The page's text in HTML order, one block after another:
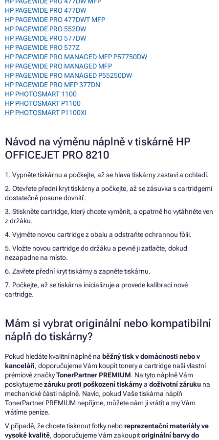
HP PAGEWIDE PRO 477DW
HP PAGEWIDE PRO 477DWT MFP
HP PAGEWIDE PRO 552DW
HP PAGEWIDE PRO 577DW
HP PAGEWIDE PRO 577Z
HP PAGEWIDE PRO MANAGED MFP P57750DW
HP PAGEWIDE PRO MANAGED MFP
HP PAGEWIDE PRO MANAGED P55250DW
HP PAGEWIDE PRO MFP 377DN
HP PHOTOSMART 1100
HP PHOTOSMART P1100
HP PHOTOSMART P1100XI
Návod na výměnu náplně v tiskárně HP
OFFICEJET PRO 8210
1. Vypněte tiskárnu a počkejte, až se hlava tiskárny zastaví a ochladí.
2. Otevřete přední kryt tiskárny a počkejte, až se zásuvka s cartridgemi
dostatečně posune dovnitř.
3. Stiskněte cartridge, který chcete vyměnit, a opatrně ho vytáhněte ven
z držáku.
4. Vyjměte novou cartridge z obalu a odstraňte ochrannou fólii.
5. Vložte novou cartridge do držáku a pevně ji zatlačte, dokud
nezapadne na místo.
6. Zavřete přední kryt tiskárny a zapněte tiskárnu.
7. Počkejte, až se tiskárna inicializuje a provede kalibraci nové
cartridge.
Mám si vybrat originální nebo kompatibilní
náplň do tiskárny?
Pokud hledáte kvalitní náplně na běžný tisk v domácnosti nebo v
kanceláři, doporučujeme Vám koupit tonery a cartridge naší vlastní
prémiové značkyTonerPartner PREMIUM. Na tyto náplně Vám
poskytujemezáruku proti poškození tiskárnya doživotní záruku na
mechanické části náplně. Navíc, pokud Vaše tiskárna náplň
TonerPartner PREMIUM nepřijme, můžete nám ji vrátit a my Vám
vrátíme peníze.
V případě, že chcete tisknout fotky neboreprezentační materiály ve
vysoké kvalitě, doporučujeme Vám zakoupitoriginální barvy do